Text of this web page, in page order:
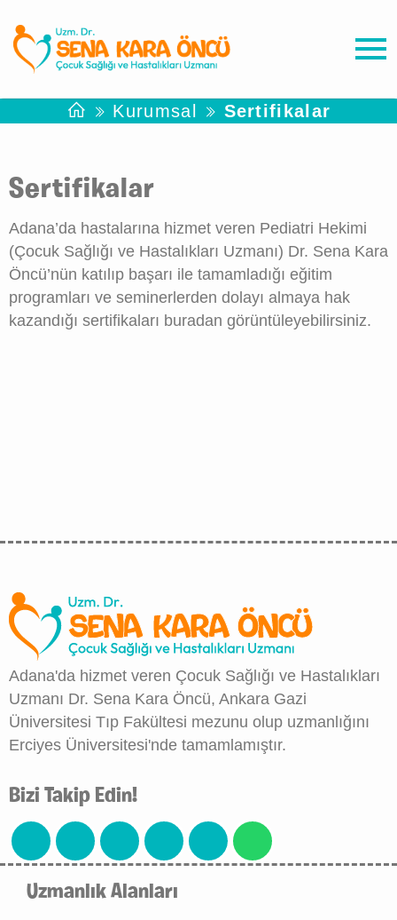
Kurumsal Sertifikalar
Sertifikalar
Adana’da hastalarına hizmet veren Pediatri Hekimi
(Çocuk Sağlığı ve Hastalıkları Uzmanı) Dr. Sena Kara
Öncü’nün katılıp başarı ile tamamladığı eğitim
programları ve seminerlerden dolayı almaya hak
kazandığı sertifikaları buradan görüntüleyebilirsiniz.
Adana'da hizmet veren Çocuk Sağlığı ve Hastalıkları
Uzmanı Dr. Sena Kara Öncü, Ankara Gazi
Üniversitesi Tıp Fakültesi mezunu olup uzmanlığını
Erciyes Üniversitesi'nde tamamlamıştır.
Bizi Takip Edin!
Uzmanlık Alanları